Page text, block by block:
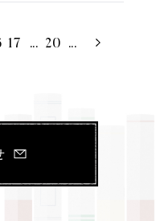
17 ... 20 ...